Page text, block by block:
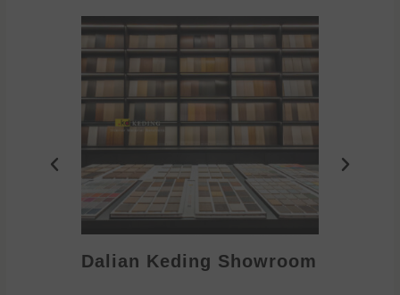
Dalian Keding Showroom